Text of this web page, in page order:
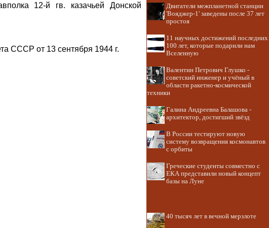
12-й гв. казачьей Донской
СССР от 13 сентября 1944 г.
Двигатели межпланетной станции
'Вояджер-1' заведены после 37 лет
простоя
11 научных достижений последних
100 лет, которые подарили нам
Вселенную
Валентин Петрович Глушко -
советский инженер и учёный в
области ракетно-космической
техники
Галина Андреевна Балашова -
архитектор, достигший звёзд
В России тестируют новую
систему возвращения космонавтов
с орбиты
Греческие студенты совместно с
ЕКА представили новый концепт
базы на Луне
40 тысяч лет в вечной мерзлоте